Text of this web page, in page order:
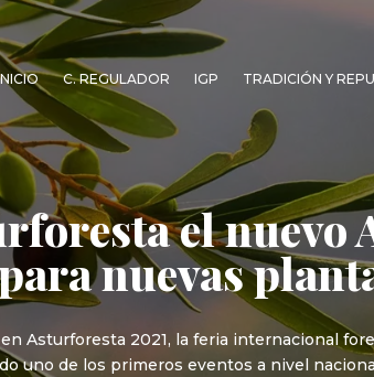
C. REGULADOR IGP TRADICIÓN Y
el nuevo
nuevas
Asturforesta 2021, la feria internacional
uno de los primeros eventos a nivel